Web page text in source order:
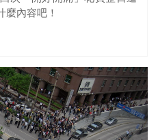
麼內容吧！